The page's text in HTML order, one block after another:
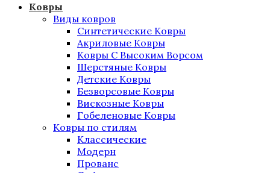
Ковры
Виды ковров
Синтетические Ковры
Акриловые Ковры
Ковры С Высоким Ворсом
Шерстяные Ковры
Детские Ковры
Безворсовые Ковры
Вискозные Ковры
Гобеленовые Ковры
Ковры по стилям
Классические
Модерн
Прованс